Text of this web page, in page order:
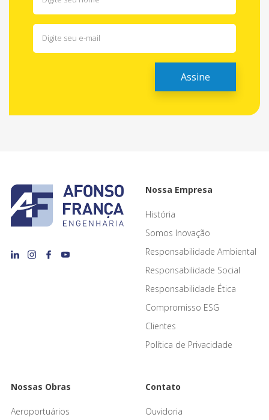
Nossa Empresa
História
Somos Inovação
Responsabilidade Ambiental
Responsabilidade Social
Responsabilidade Ética
Compromisso ESG
Clientes
Política de Privacidade
Nossas Obras
Aeroportuários
Contato
Ouvidoria